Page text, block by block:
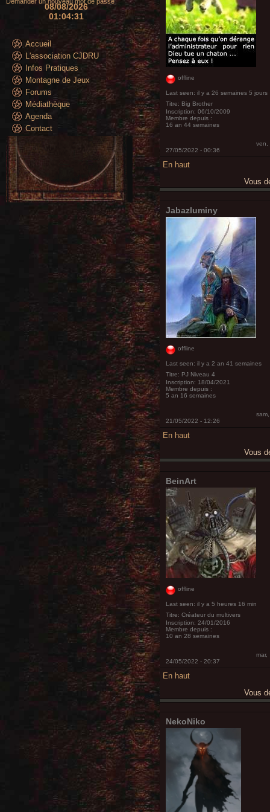
08/08/2026
01:04:33
Accueil
L'association CJDRU
Infos Pratiques
Montagne de Jeux
Forums
Médiathèque
Agenda
Contact
offline
Last seen: il y a 26 semaines 5 jours
Titre: Big Brother
Inscription: 06/10/2009
Membre depuis :
16 an 44 semaines
ven,
27/05/2022 - 00:36
En haut
Vous
Jabazluminy
offline
Last seen: il y a 2 an 41 semaines
Titre: PJ Niveau 4
Inscription: 18/04/2021
Membre depuis :
5 an 16 semaines
sam,
21/05/2022 - 12:26
En haut
Vous
BeinArt
offline
Last seen: il y a 5 heures 16 min
Titre: Créateur du multivers
Inscription: 24/01/2016
Membre depuis :
10 an 28 semaines
mar,
24/05/2022 - 20:37
En haut
Vous
NekoNiko